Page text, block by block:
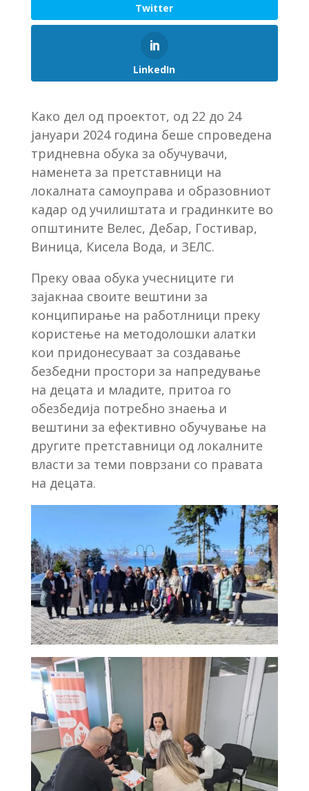
Twitter
LinkedIn
Како дел од проектот, од 22 до 24
јануари 2024 година беше спроведена
тридневна обука за обучувачи,
наменета за претставници на
локалната самоуправа и образовниот
кадар од училиштата и градинките во
општините Велес, Дебар, Гостивар,
Виница, Кисела Вода, и ЗЕЛС.
Преку оваа обука учесниците ги
зајакнаа своите вештини за
конципирање на работлници преку
користење на методолошки алатки
кои придонесуваат за создавање
безбедни простори за напредување
на децата и младите, притоа го
обезбедија потребно знаења и
вештини за ефективно обучување на
другите претставници од локалните
власти за теми поврзани со правата
на децата.